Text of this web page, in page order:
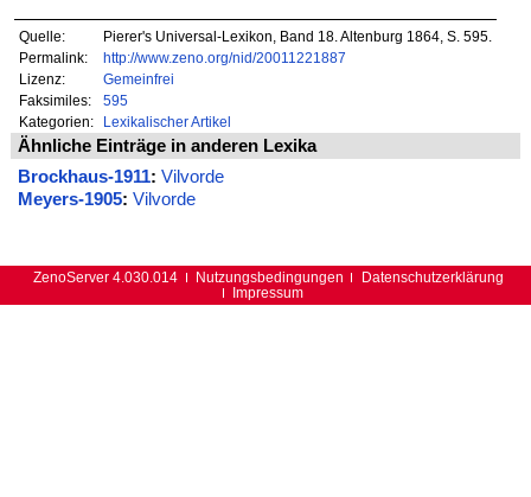
Quelle:
Pierer's Universal-Lexikon, Band 18. Altenburg 1864, S. 595.
Permalink:
http://www.zeno.org/nid/20011221887
Lizenz:
Gemeinfrei
Faksimiles:
595
Kategorien:
Lexikalischer Artikel
Ähnliche Einträge in anderen Lexika
Brockhaus-1911: Vilvorde
Meyers-1905: Vilvorde
ZenoServer 4.030.014 Nutzungsbedingungen
Datenschutzerklärung
Impressum